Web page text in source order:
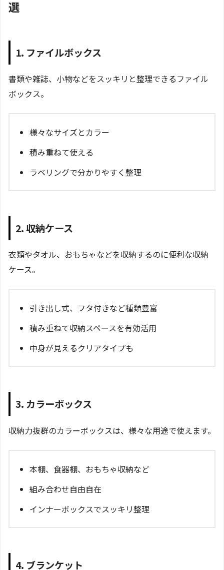
選
1. ファイルボックス
書類や雑誌、小物などをスッキリと整理できるファイル
ボックス。
様々なサイズとカラー
積み重ねて使える
ラベリングで分かりやすく整理
2. 収納ケース
衣類やタオル、おもちゃなどを収納するのに便利な収納
ケース。
引き出し式、フタ付きなど種類豊富
積み重ねて収納スペースを有効活用
中身が見えるクリアタイプも
3. カラーボックス
収納力抜群のカラーボックスは、様々な用途で使えます。
本棚、食器棚、おもちゃ収納など
組み合わせ自由自在
インナーボックスでスッキリ整理
4. ブランケット